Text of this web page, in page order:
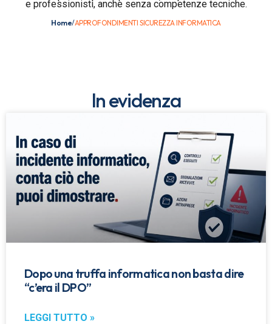
e professionisti, anche senza competenze tecniche.
Home/APPROFONDIMENTI SICUREZZA INFORMATICA
In evidenza
Dopo una truffa informatica non basta dire
“c’era il DPO”
LEGGI TUTTO »